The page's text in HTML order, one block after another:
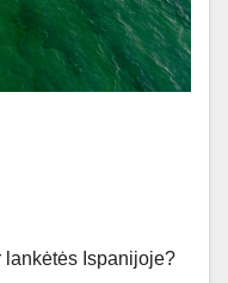
lankėtės Ispanijoje?